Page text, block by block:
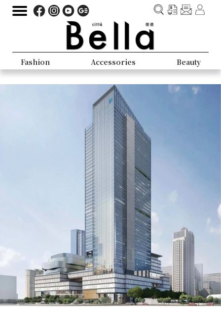
Fashion Accessories Beauty